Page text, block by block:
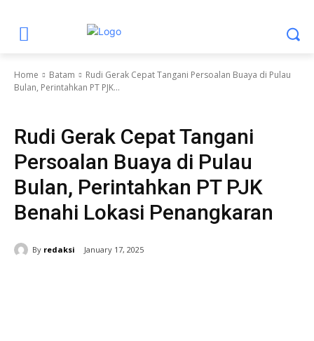
Home Batam
Rudi Gerak Cepat Tangani Persoalan Buaya di Pulau
Bulan, Perintahkan PT PJK...
Rudi Gerak Cepat Tangani
Persoalan Buaya di Pulau
Bulan, Perintahkan PT PJK
Benahi Lokasi Penangkaran
By redaksi January 17, 2025